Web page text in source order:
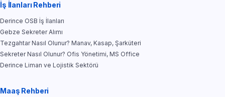
İş İlanları Rehberi
Derince OSB İş İlanları
Gebze Sekreter Alımı
Tezgahtar Nasıl Olunur? Manav, Kasap, Şarküteri
Sekreter Nasıl Olunur? Ofis Yönetimi, MS Office
Derince Liman ve Lojistik Sektörü
Maaş Rehberi